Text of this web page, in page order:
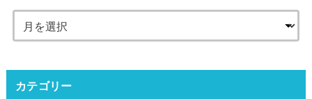
カテゴリー